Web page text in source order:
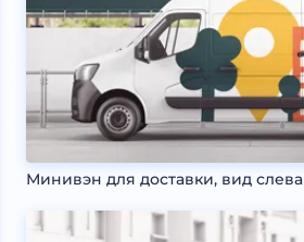
Минивэн для доставки, вид слева